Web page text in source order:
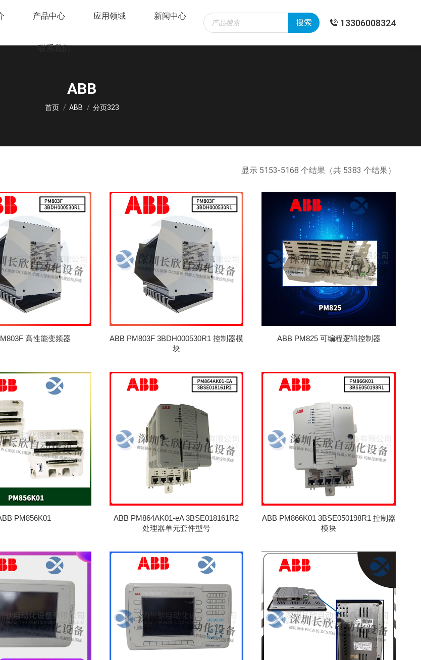
产品中心 应用领域 新闻中心
联系我们
Products
search
搜索 13306008324
ABB
您在这里：
首页 ABB 分页323
显示 5153-5168 个结果（共 5383 个结果）
新
高性能变频器
ABB PM803F 3BDH000530R1 控制器模
块
ABB PM825 可编程逻辑控制器
PM856K01
ABB PM864AK01-eA 3BSE018161R2
处理器单元套件型号
ABB PM866K01 3BSE050198R1 控制器
模块